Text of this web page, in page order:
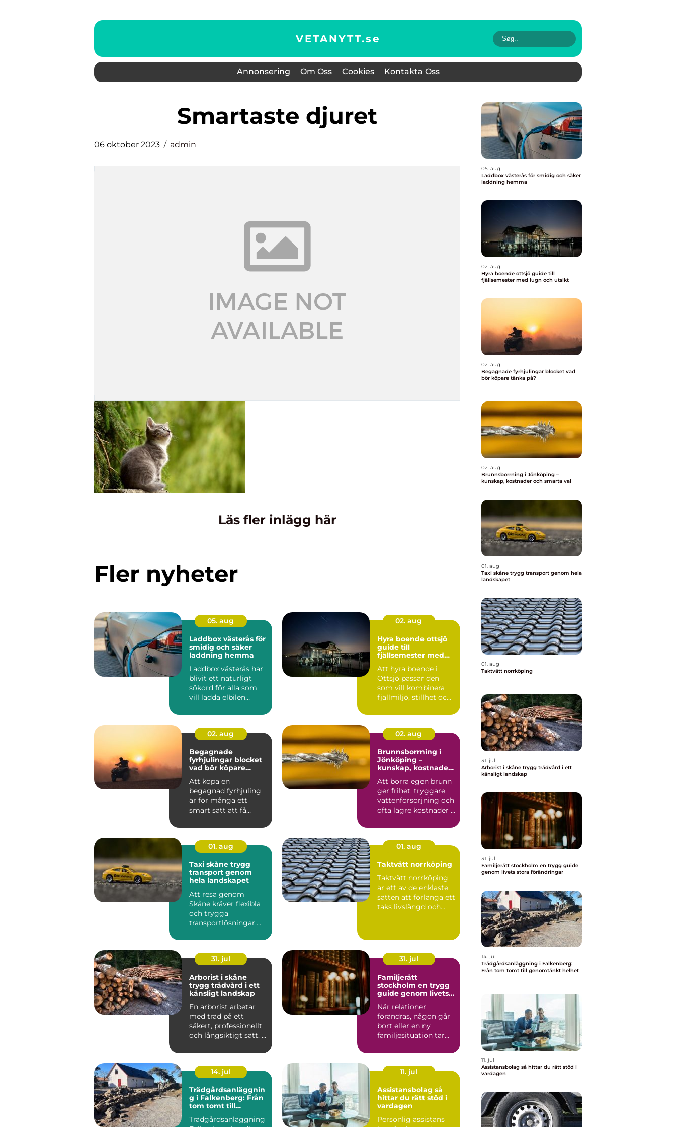
VETANYTT.se
Annonsering Om Oss Cookies Kontakta Oss
smartaste djuret
06 oktober 2023 admin
Läs fler inlägg här
Fler nyheter
05. aug
Laddbox västerås för
smidig och säker
laddning hemma
Laddbox västerås har
blivit ett naturligt
sökord för alla som
vill ladda elbilen
02. aug
Hyra boende ottsjö
guide till
fjällsemester med
Att hyra boende i
Ottsjö passar den
som vill kombinera
fjällmiljö, stillhet och
02. aug
Begagnade
fyrhjulingar blocket
vad bör köpare
Att köpa en
begagnad fyrhjuling
är för många ett
smart sätt att få
pengarna. Många...
02. aug
Brunnsborrning i
Jönköping –
kunskap, kostnader
Att borra egen brunn
ger frihet, tryggare
vattenförsörjning och
ofta lägre kostnader ...
01. aug
Taxi skåne trygg
transport genom
hela landskapet
Att resa genom
Skåne kräver flexibla
och trygga
transportlösningar.
fungerar bra i mång...
01. aug
Taktvätt norrköping
Taktvätt norrköping
är ett av de enklaste
sätten att förlänga ett
taks livslängd och
31. jul
Arborist i skåne
trygg trädvård i ett
känsligt landskap
En arborist arbetar
med träd på ett
säkert, professionellt
och långsiktigt sätt. I
31. jul
Familjerätt
stockholm en trygg
guide genom livets
När relationer
förändras, någon går
bort eller en ny
familjesituation tar
både kän...
14. jul
Trädgårdsanläggnin
g i Falkenberg: Från
tom tomt till
Trädgårdsanläggning
11. jul
Assistansbolag så
hittar du rätt stöd i
vardagen
Personlig assistans
05. aug
Laddbox västerås för smidig och säker
laddning hemma
02. aug
Hyra boende ottsjö guide till
fjällsemester med lugn och utsikt
02. aug
Begagnade fyrhjulingar blocket vad
bör köpare tänka på?
02. aug
Brunnsborrning i Jönköping –
kunskap, kostnader och smarta val
01. aug
Taxi skåne trygg transport genom hela
landskapet
01. aug
Taktvätt norrköping
31. jul
Arborist i skåne trygg trädvård i ett
känsligt landskap
31. jul
Familjerätt stockholm en trygg guide
genom livets stora förändringar
14. jul
Trädgårdsanläggning i Falkenberg:
Från tom tomt till genomtänkt helhet
11. jul
Assistansbolag så hittar du rätt stöd i
vardagen